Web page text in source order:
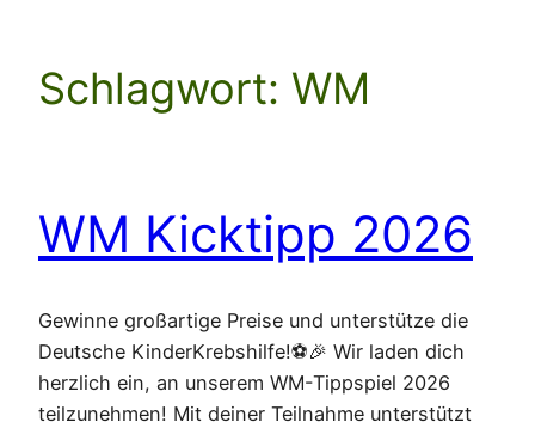
Schlagwort: WM
WM Kicktipp 2026
Gewinne großartige Preise und unterstütze die
Deutsche KinderKrebshilfe!⚽🎉 Wir laden dich
herzlich ein, an unserem WM-Tippspiel 2026
teilzunehmen! Mit deiner Teilnahme unterstützt